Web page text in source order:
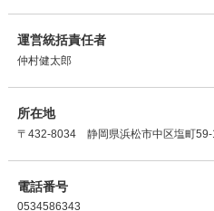
運営統括責任者
仲村健太郎
所在地
〒432-8034 静岡県浜松市中区塩町59-
電話番号
0534586343